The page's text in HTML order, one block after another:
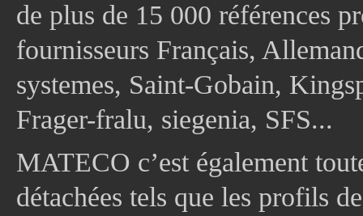
de plus de 15 000 références
fournisseurs Français,
systemes, Saint-Gobain,
Frager-fralu, siegenia, SFS...
MATECO c’est également
détachées tels que les profils